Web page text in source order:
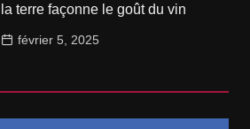
la terre façonne le goût du vin
février 5, 2025